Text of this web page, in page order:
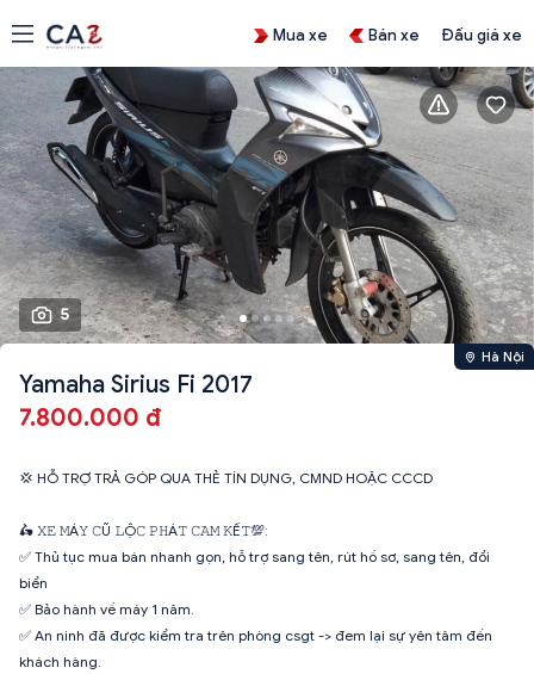
Mua xe Bán xe Đấu giá xe
5
Hà Nội
Yamaha Sirius Fi 2017
7.800.000 đ
💢 HỖ TRỢ TRẢ GÓP QUA THẺ TÍN DỤNG, CMND HOẶC CCCD
🛵 𝚇𝙴 𝙼Á𝚈 𝙲Ũ 𝙻Ộ𝙲 𝙿𝙷Á𝚃 𝙲𝙰𝙼 𝙺Ế𝚃💯:
✅ Thủ tục mua bán nhanh gọn, hỗ trợ sang tên, rút hồ sơ, sang tên, đổi
biển
✅ Bảo hành về máy 1 năm.
✅ An ninh đã được kiểm tra trên phòng csgt -> đem lại sự yên tâm đến
khách hàng.